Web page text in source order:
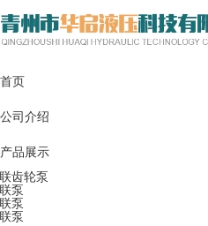
首页
公司介绍
产品展示
齿轮泵
泵
泵
泵